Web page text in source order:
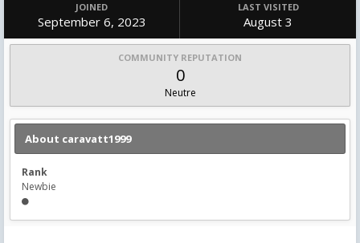
JOINED
September 6, 2023
LAST VISITED
August 3
COMMUNITY REPUTATION
0
Neutre
About caravatt1999
Rank
Newbie